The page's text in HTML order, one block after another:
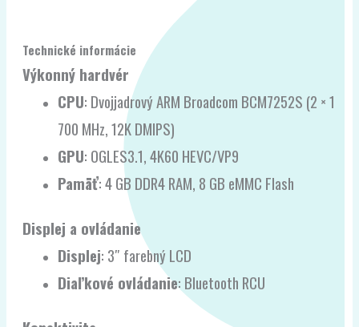
Technické informácie
Výkonný hardvér
CPU: Dvojjadrový ARM Broadcom BCM7252S (2 × 1
700 MHz, 12K DMIPS)
GPU: OGLES3.1, 4K60 HEVC/VP9
Pamäť: 4 GB DDR4 RAM, 8 GB eMMC Flash
Displej a ovládanie
Displej: 3″ farebný LCD
Diaľkové ovládanie: Bluetooth RCU